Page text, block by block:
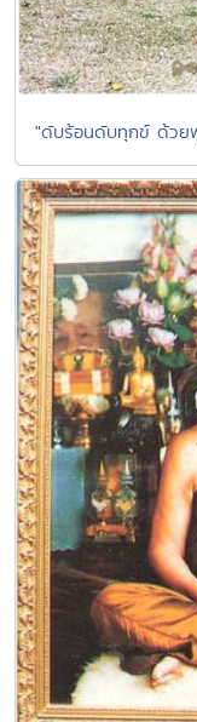
"ดับร้อนดับทุกข์ ด้วย